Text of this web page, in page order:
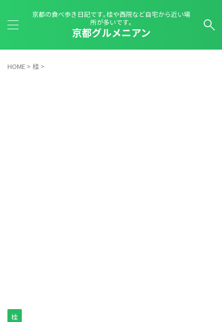
京都の食べ歩き日記です｡桂や西院など自宅から近い場
所が多いです｡
京都グルメニアン
HOME > 桂 >
桂